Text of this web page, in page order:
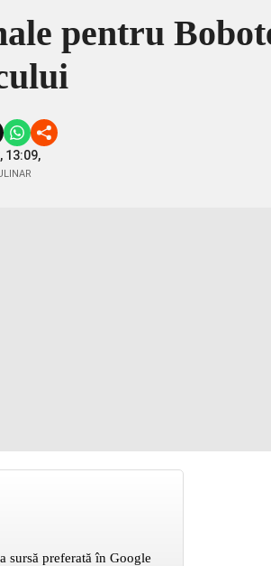
pentru
13:09,
sursă preferată în Google